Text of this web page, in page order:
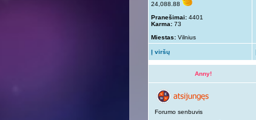
24,088.88
Pranešimai: 4401
Karma: 73
Miestas: Vilnius
Į viršų
Anny!
Forumo senbuvis